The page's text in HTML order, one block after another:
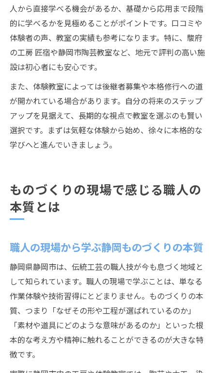
人から直接学べる機会があるか、基礎から応用まで段階
的に学べるかを見極めることがポイントです。口コミや
体験者の声、教室の実績も参考になります。特に、駿府
の工房 匠宿や静岡市陶芸教室など、地元で評判の高い施
設は初心者にも安心です。
また、体験教室によっては後継者募集や本格修行への道
が開かれている場合があります。自分の将来のステップ
アップを見据えて、長期的な視点で教室を選ぶのも賢い
選択です。まずは気軽な体験から始め、徐々に本格的な
学びへと進んでいきましょう。
ものづくりの現場で感じる職人の
本質とは
職人の現場から学ぶ静岡ものづくりの本質
静岡県静岡市は、伝統工芸の職人技が今も息づく地域と
して知られています。職人の現場で学ぶことは、単なる
作業体験や技術習得にとどまりません。ものづくりの本
質、つまり「なぜその形や工程が選ばれているのか」
「素材や道具にどのような意味があるのか」といった根
本的な考え方や精神に触れることができるのが大きな特
徴です。